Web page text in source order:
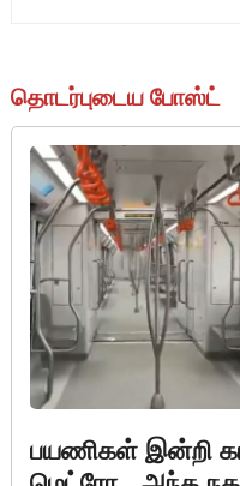
தொடர்புடைய போஸ்ட்
பயணிகள் இன்றி